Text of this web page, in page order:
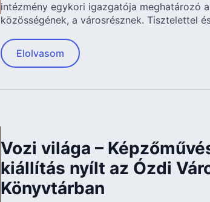
intézmény egykori igazgatója meghatározó
közösségének, a városrésznek. Tisztelettel
Elolvasom
Vozi világa –
kiállítás nyílt az Ózdi
Könyvtárban